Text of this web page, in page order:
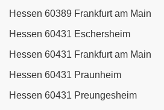
Hessen 60389 Frankfurt am Main
Hessen 60431 Eschersheim
Hessen 60431 Frankfurt am Main
Hessen 60431 Praunheim
Hessen 60431 Preungesheim